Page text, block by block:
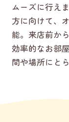
ムーズに行え
方に向けて、
能。来店前か
効率的なお部
間や場所にと